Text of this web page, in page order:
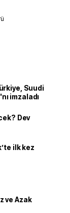
Suudi
imzaladı
Dev
ilk kez
ve Azak